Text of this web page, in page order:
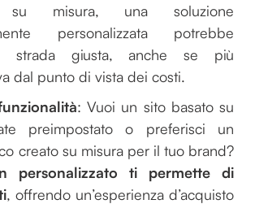
su misura, una soluzione
personalizzata potrebbe
strada giusta, anche se più
dal punto di vista dei costi.
: Vuoi un sito basato su
preimpostato o preferisci un
creato su misura per il tuo brand?
personalizzato ti permette di
, offrendo un’esperienza d’acquisto